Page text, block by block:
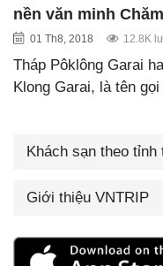
nền văn minh Chăm
01 Th8, 2018 12.8K
Tháp Pôklông Garai
Klong Garai, là tên
Khách sạn theo tỉnh
Giới thiệu VNTRIP